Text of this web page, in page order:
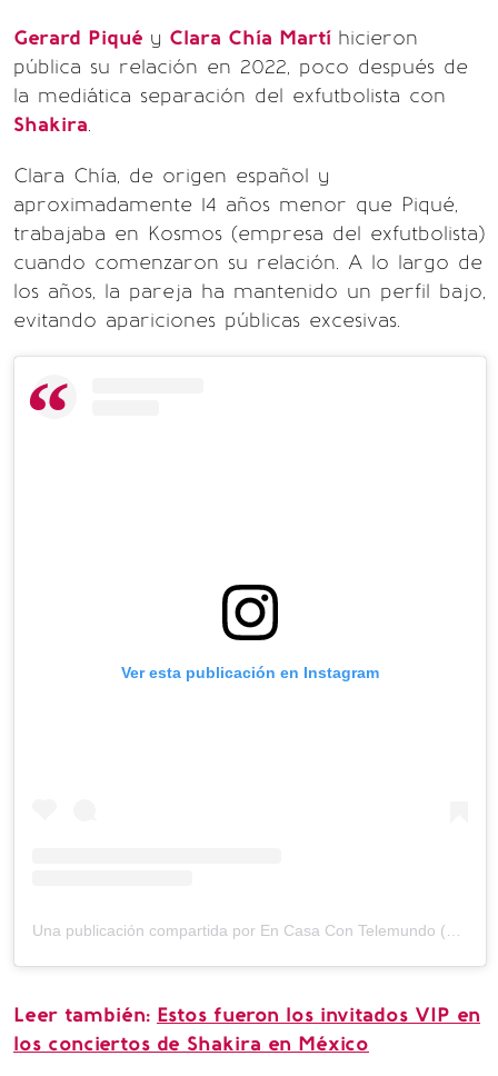
Gerard Piqué y Clara Chía Martí hicieron
pública su relación en 2022, poco después de
la mediática separación del exfutbolista con
Shakira.
Clara Chía, de origen español y
aproximadamente 14 años menor que Piqué,
trabajaba en Kosmos (empresa del exfutbolista)
cuando comenzaron su relación. A lo largo de
los años, la pareja ha mantenido un perfil bajo,
evitando apariciones públicas excesivas.
Ver esta publicación en Instagram
Una publicación compartida por En Casa Con Telemundo (@encasacontelemundo)
Leer también: Estos fueron los invitados VIP en
los conciertos de Shakira en México